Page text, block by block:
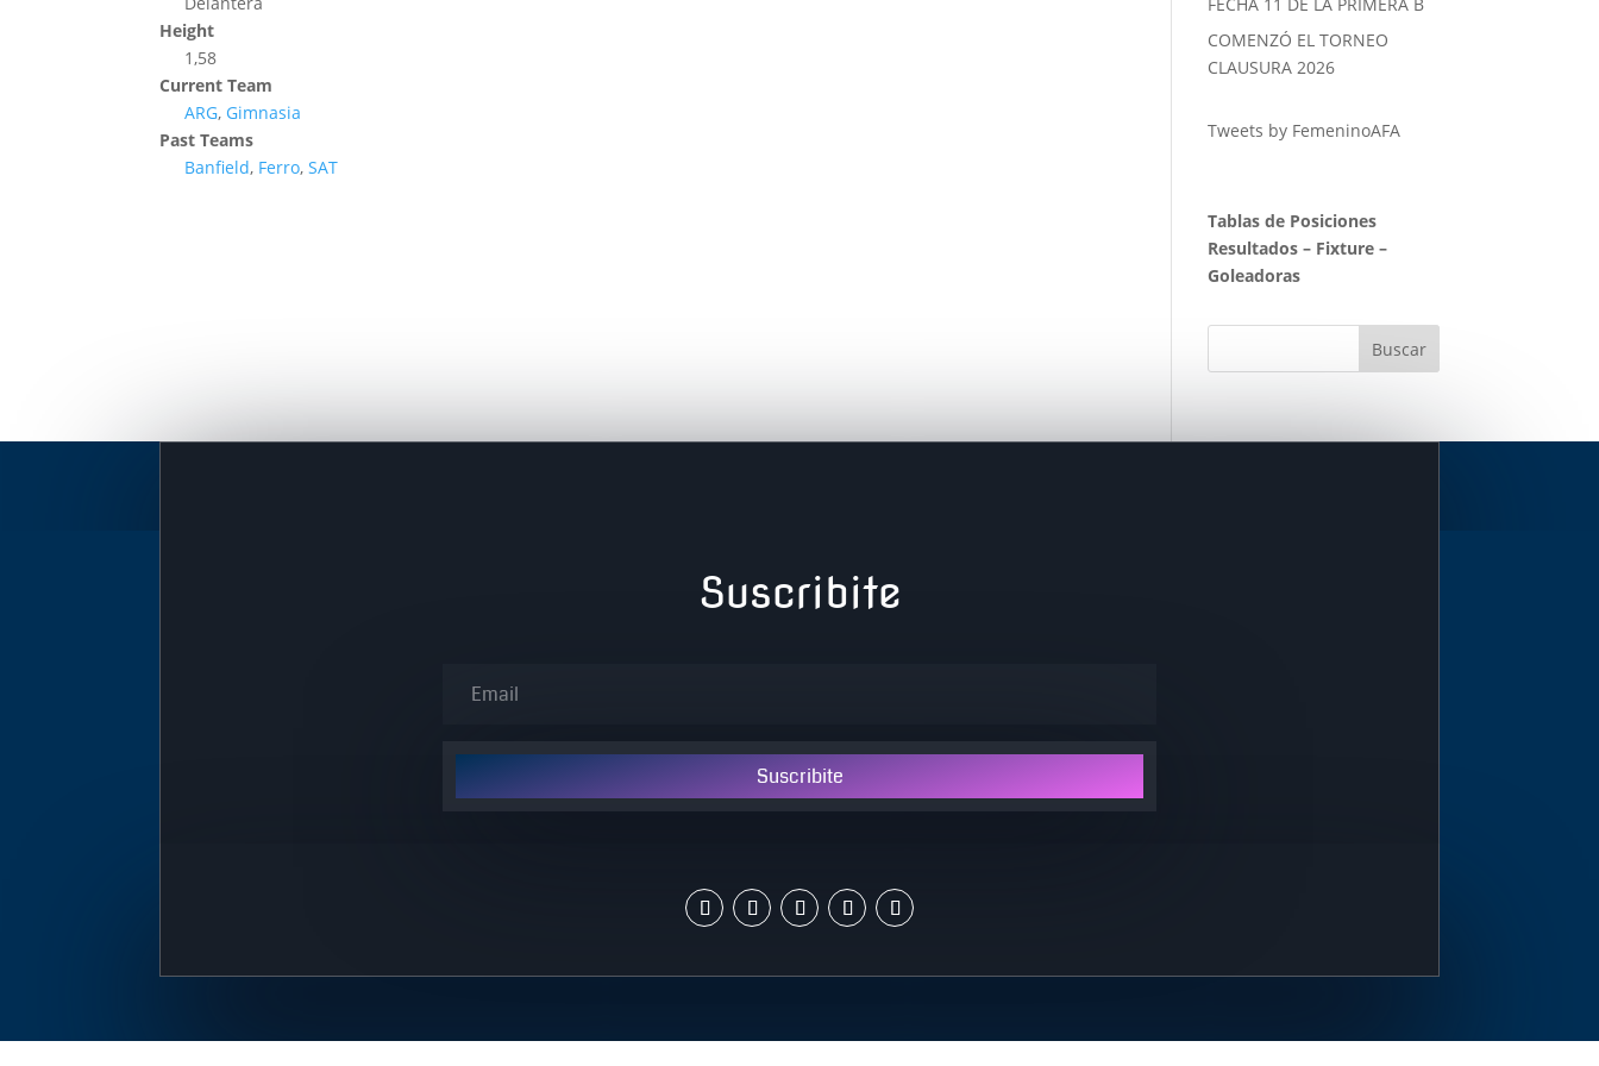
Height
1,58
Current Team
ARG, Gimnasia
Past Teams
Banfield, Ferro,SAT
COMENZÓ EL TORNEO
CLAUSURA 2026
Tweets by FemeninoAFA
Tablas de Posiciones
Resultados – Fixture –
Goleadoras
Suscribite
Suscribite